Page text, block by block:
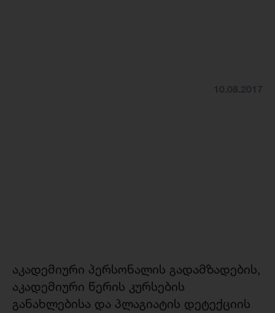
აკადემიური პერსონალის გადამზადების,
აკადემიური წერის კურსების
განახლებისა და პლაგიატის დეტექციის